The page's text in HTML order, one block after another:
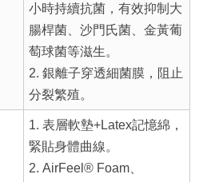
小時持續抗菌，有效抑制大
腸桿菌、沙門氏菌、金黃葡
萄球菌等滋生。
2. 銀離子穿透細菌膜，阻止
分裂繁殖。
1. 表層軟墊+Latex記憶綿，
緊貼身體曲線。
2. AirFeel® Foam、